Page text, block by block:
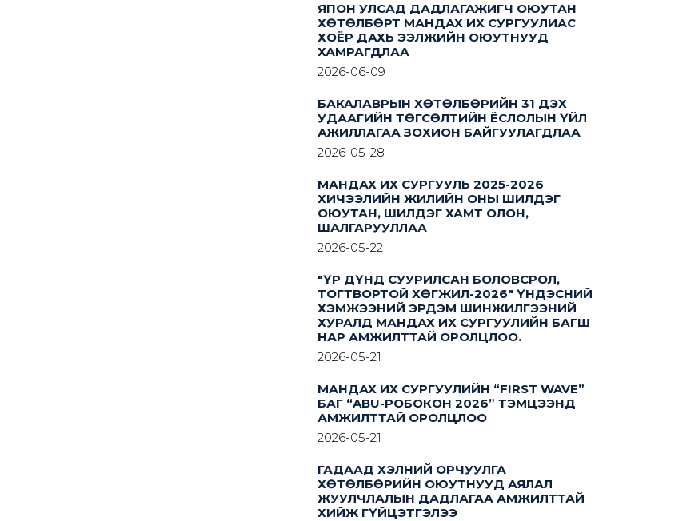
ЯПОН УЛСАД ДАДЛАГАЖИГЧ ОЮУТАН
ХӨТӨЛБӨРТ МАНДАХ ИХ СУРГУУЛИАС
ХОЁР ДАХЬ ЭЭЛЖИЙН ОЮУТНУУД
ХАМРАГДЛАА
2026-06-09
БАКАЛАВРЫН ХӨТӨЛБӨРИЙН 31 ДЭХ
УДААГИЙН ТӨГСӨЛТИЙН ЁСЛОЛЫН ҮЙЛ
АЖИЛЛАГАА ЗОХИОН БАЙГУУЛАГДЛАА
2026-05-28
МАНДАХ ИХ СУРГУУЛЬ 2025-2026
ХИЧЭЭЛИЙН ЖИЛИЙН ОНЫ ШИЛДЭГ
ОЮУТАН, ШИЛДЭГ ХАМТ ОЛОН,
ШАЛГАРУУЛЛАА
2026-05-22
"ҮР ДҮНД СУУРИЛСАН БОЛОВСРОЛ,
ТОГТВОРТОЙ ХӨГЖИЛ-2026" ҮНДЭСНИЙ
ХЭМЖЭЭНИЙ ЭРДЭМ ШИНЖИЛГЭЭНИЙ
ХУРАЛД МАНДАХ ИХ СУРГУУЛИЙН БАГШ
НАР АМЖИЛТТАЙ ОРОЛЦЛОО.
2026-05-21
МАНДАХ ИХ СУРГУУЛИЙН “FIRST WAVE”
БАГ “ABU-РОБОКОН 2026” ТЭМЦЭЭНД
АМЖИЛТТАЙ ОРОЛЦЛОО
2026-05-21
ГАДААД ХЭЛНИЙ ОРЧУУЛГА
ХӨТӨЛБӨРИЙН ОЮУТНУУД АЯЛАЛ
ЖУУЛЧЛАЛЫН ДАДЛАГАА АМЖИЛТТАЙ
ХИЙЖ ГҮЙЦЭТГЭЛЭЭ